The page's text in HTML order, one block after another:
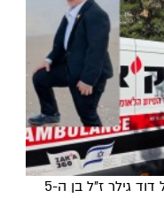
גילר ז"ל בן ה-5